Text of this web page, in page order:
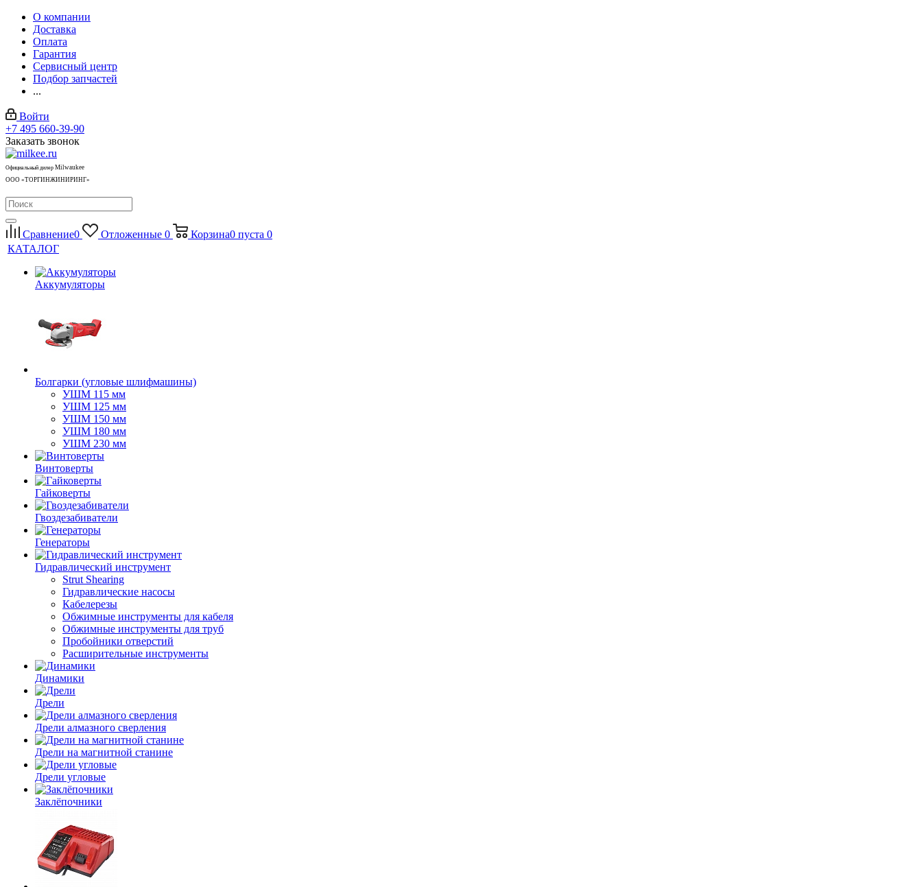
О компании
Доставка
Оплата
Гарантия
Сервисный центр
Подбор запчастей
...
Войти
+7 495 660-39-90
Заказать звонок
Официальный дилер Milwaukee
ООО «ТОРГИНЖИНИРИНГ»
Сравнение0 Отложенные 0 Корзина0 пуста 0
КАТАЛОГ
Аккумуляторы
Болгарки (угловые шлифмашины)
УШМ 115 мм
УШМ 125 мм
УШМ 150 мм
УШМ 180 мм
УШМ 230 мм
Винтоверты
Гайковерты
Гвоздезабиватели
Генераторы
Гидравлический инструмент
Strut Shearing
Гидравлические насосы
Кабелерезы
Обжимные инструменты для кабеля
Обжимные инструменты для труб
Пробойники отверстий
Расширительные инструменты
Динамики
Дрели
Дрели алмазного сверления
Дрели на магнитной станине
Дрели угловые
Заклёпочники